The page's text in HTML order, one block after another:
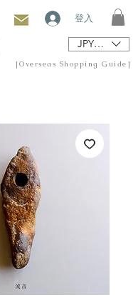
登入
JPY (¥)
[Overseas Shopping Guide]